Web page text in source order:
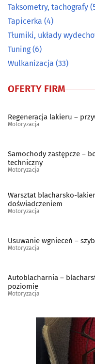
Stacje obsługi(19)
Stacje paliw(26)
Taksometry, tachografy
Tapicerka (4)
Wulkanizacja(33)
Taksometry, tachografy
Tapicerka (4)
Tłumiki, układy
Tuning(6)
Wulkanizacja (33)
OFERTY FIRM
Regeneracja lakieru –
Motoryzacja
Samochody zastępcze –
techniczny
Motoryzacja
Warsztat blacharsko-
doświadczeniem
Motoryzacja
Usuwanie wgnieceń –
Motoryzacja
Autoblacharnia –
poziomie
Motoryzacja